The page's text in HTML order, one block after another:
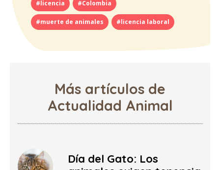
#licencia #Colombia
#muerte de animales #licencia laboral
Más artículos de
Actualidad Animal
Día del Gato: Los